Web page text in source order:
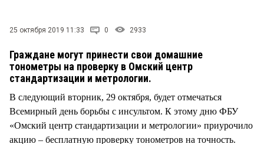
25 октября 2019 11:33 0 2933
Граждане могут принести свои домашние
тонометры на проверку в Омский центр
стандартизации и метрологии.
В следующий вторник, 29 октября, будет отмечаться
Всемирный день борьбы с инсультом. К этому дню ФБУ
«Омский центр стандартизации и метрологии» приурочило
акцию – бесплатную проверку тонометров на точность.